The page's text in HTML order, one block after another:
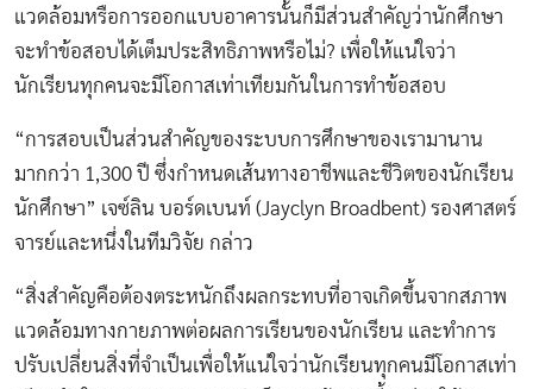
แวดล้อมหรือการออกแบบอาคารนั้นก็มีส่วนสำคัญว่านักศึกษา
จะทำข้อสอบได้เต็มประสิทธิภาพหรือไม่? เพื่อให้แน่ใจว่า
นักเรียนทุกคนจะมีโอกาสเท่าเทียมกันในการทำข้อสอบ
“การสอบเป็นส่วนสำคัญของระบบการศึกษาของเรามานาน
มากกว่า 1,300 ปี ซึ่งกำหนดเส้นทางอาชีพและชีวิตของนักเรียน
นักศึกษา” เจซ์ลิน บอร์ดเบนท์ (Jayclyn Broadbent) รองศาสตร์
จารย์และหนึ่งในทีมวิจัย กล่าว
“สิ่งสำคัญคือต้องตระหนักถึงผลกระทบที่อาจเกิดขึ้นจากสภาพ
แวดล้อมทางกายภาพต่อผลการเรียนของนักเรียน และทำการ
ปรับเปลี่ยนสิ่งที่จำเป็นเพื่อให้แน่ใจว่านักเรียนทุกคนมีโอกาสเท่า